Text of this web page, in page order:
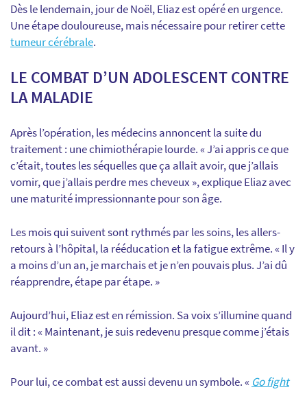
Dès le lendemain, jour de Noël, Eliaz est opéré en urgence.
Une étape douloureuse, mais nécessaire pour retirer cette
tumeur cérébrale.
LE COMBAT D’UN ADOLESCENT CONTRE
LA MALADIE
Après l’opération, les médecins annoncent la suite du
traitement : une chimiothérapie lourde. « J’ai appris ce que
c’était, toutes les séquelles que ça allait avoir, que j’allais
vomir, que j’allais perdre mes cheveux », explique Eliaz avec
une maturité impressionnante pour son âge.
Les mois qui suivent sont rythmés par les soins, les allers-
retours à l’hôpital, la rééducation et la fatigue extrême. « Il y
a moins d’un an, je marchais et je n’en pouvais plus. J’ai dû
réapprendre, étape par étape. »
Aujourd’hui, Eliaz est en rémission. Sa voix s’illumine quand
il dit : « Maintenant, je suis redevenu presque comme j’étais
avant. »
Pour lui, ce combat est aussi devenu un symbole. « Go fight